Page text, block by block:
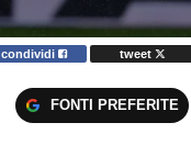
condividi tweet
FONTI PREFERITE